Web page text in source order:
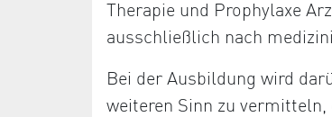
Therapie und Prophylaxe
ausschließlich nach
Bei der Ausbildung wird
weiteren Sinn zu